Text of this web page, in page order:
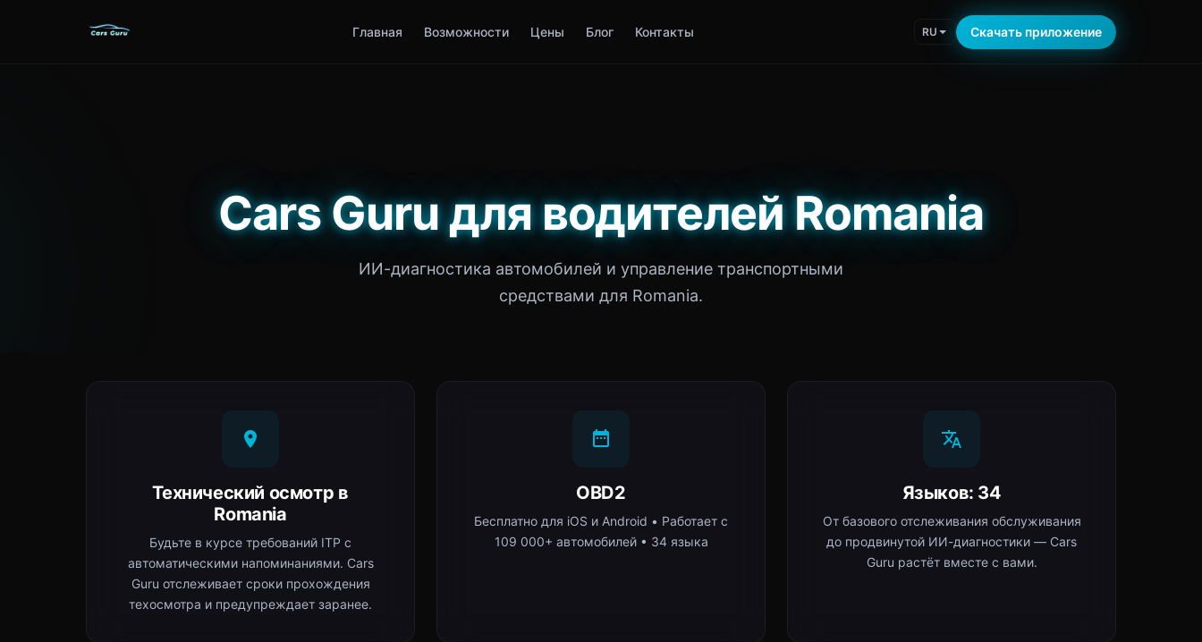
Главная Возможности Цены Блог Контакты RU Скачать приложение
Cars Guru для водителей Romania
ИИ-диагностика автомобилей и управление транспортными
средствами для Romania.
Технический осмотр в
Romania
Будьте в курсе требований ITP с
автоматическими напоминаниями. Cars
Guru отслеживает сроки прохождения
техосмотра и предупреждает заранее.
OBD2
Бесплатно для iOS и Android • Работает с
109 000+ автомобилей • 34 языка
Языков: 34
От базового отслеживания обслуживания
до продвинутой ИИ-диагностики — Cars
Guru растёт вместе с вами.